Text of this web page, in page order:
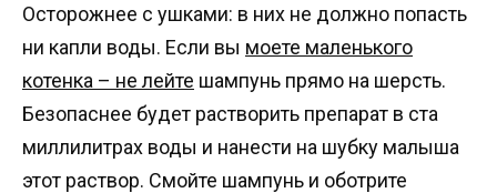
Осторожнее с ушками: в них не должно попасть
ни капли воды. Если вы моете маленького
котенка – не лейте шампунь прямо на шерсть.
Безопаснее будет растворить препарат в ста
миллилитрах воды и нанести на шубку малыша
этот раствор. Смойте шампунь и оботрите